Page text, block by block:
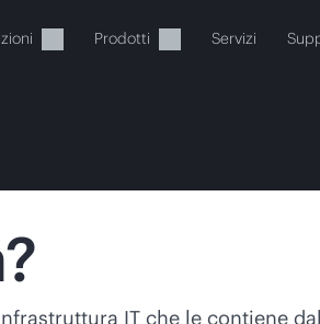
Prodotti Servizi
IT che le contiene